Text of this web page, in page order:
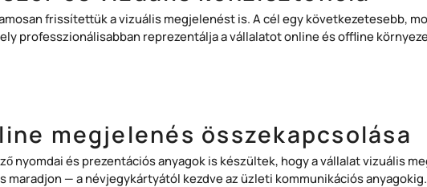
frissítettük a vizuális megjelenést is. A cél egy következetesebb,
professzionálisabban reprezentálja a vállalatot online és offline
megjelenés összekapcsolása
nyomdai és prezentációs anyagok is készültek, hogy a vállalat vizuális
— a névjegykártyától kezdve az üzleti kommunikációs anyagokig.